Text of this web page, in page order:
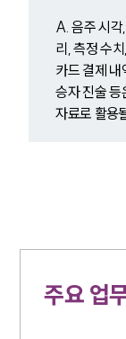
A. 음주 시각
리, 측정 수
카드 결제
승자 진술 등
자료로 활용
주요 업